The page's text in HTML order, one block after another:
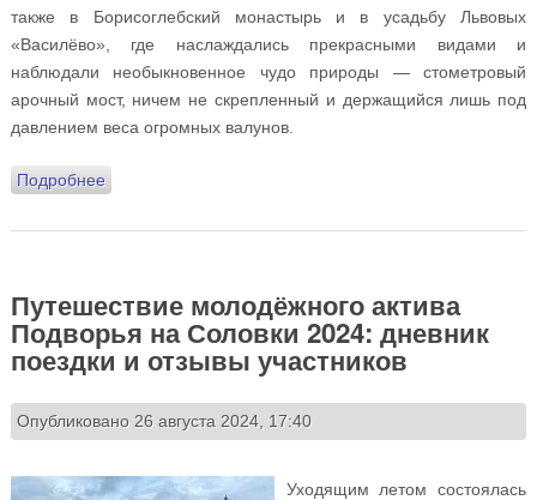
также в Борисоглебский монастырь и в усадьбу Львовых
«Василёво», где наслаждались прекрасными видами и
наблюдали необыкновенное чудо природы — стометровый
арочный мост, ничем не скрепленный и держащийся лишь под
давлением веса огромных валунов.
Подробнеео Члены Молодёжного клуба «Встреча» посетили
Путешествие молодёжного актива
Подворья на Соловки 2024: дневник
поездки и отзывы участников
Опубликовано 26 августа 2024, 17:40
Уходящим летом состоялась